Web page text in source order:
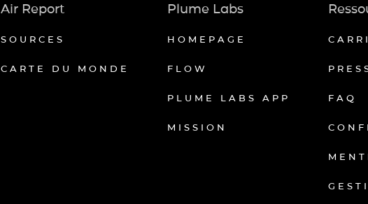
Air Report
SOURCES
CARTE DU MONDE
Plume Labs
HOMEPAGE
FLOW
PLUME LABS APP
MISSION
FAQ